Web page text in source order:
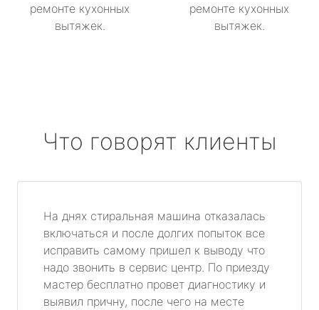
ремонте кухонных
вытяжек.
ремонте кухонных
вытяжек.
Что говорят клиенты
На днях стиральная машина отказалась
включаться и после долгих попыток все
исправить самому пришел к выводу что
надо звонить в сервис центр. По приезду
мастер бесплатно провет диагностику и
выявил причну, после чего на месте